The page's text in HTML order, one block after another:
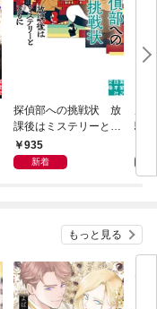
探偵部への挑戦状 放
課後はミステリーとと
もに 新装版
935
新着
騒動
もっと見る